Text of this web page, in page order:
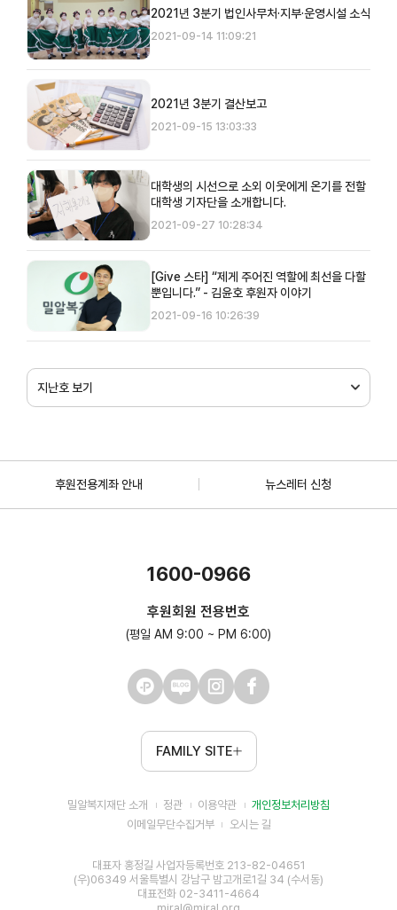
2021년 3분기 법인사무처·지부·운영시설 소식
2021-09-14 11:09:21
2021년 3분기 결산보고
2021-09-15 13:03:33
대학생의 시선으로 소외 이웃에게 온기를 전할
대학생 기자단을 소개합니다.
2021-09-27 10:28:34
[Give 스타] “제게 주어진 역할에 최선을 다할
뿐입니다.” - 김윤호 후원자 이야기
2021-09-16 10:26:39
지난호 보기
후원전용계좌 안내 뉴스레터 신청
1600-0966
후원회원 전용번호
(평일 AM 9:00 ~ PM 6:00)
FAMILY SITE
밀알복지재단 소개 정관 이용약관
개인정보처리방침
이메일무단수집거부
오시는 길
대표자 홍정길 사업자등록번호 213-82-04651
(우)06349 서울특별시 강남구 밤고개로1길 34 (수서동)
대표전화 02-3411-4664